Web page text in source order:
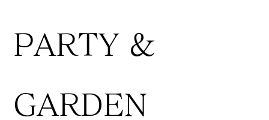
PARTY &
GARDEN